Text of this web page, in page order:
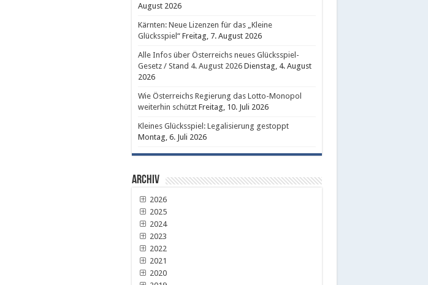
August 2026
Kärnten: Neue Lizenzen für das „Kleine
Glücksspiel“ Freitag, 7. August 2026
Alle Infos über Österreichs neues Glücksspiel-
Gesetz / Stand 4. August 2026 Dienstag, 4. August
2026
Wie Österreichs Regierung das Lotto-Monopol
weiterhin schützt Freitag, 10. Juli 2026
Kleines Glücksspiel: Legalisierung gestoppt
Montag, 6. Juli 2026
Archiv
2026
2025
2024
2023
2022
2021
2020